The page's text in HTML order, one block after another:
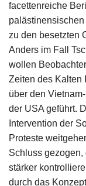
facettenreiche
zu den besetzten
Anders im Fall
wollen
Zeiten des Kalten
über den
der USA geführt.
Intervention der
Proteste
Schluss
stärker
durch das